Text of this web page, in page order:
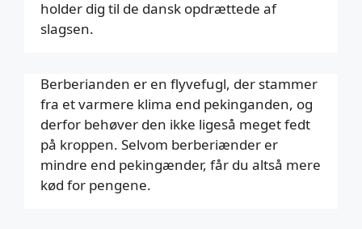
holder dig til de dansk opdrættede af
slagsen.
Berberianden er en flyvefugl, der stammer
fra et varmere klima end pekinganden, og
derfor behøver den ikke ligeså meget fedt
på kroppen. Selvom berberiænder er
mindre end pekingænder, får du altså mere
kød for pengene.